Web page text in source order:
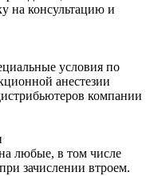
на консультацию и
условия по
анестезии
компании
любые, в том числе
зачислении втроем.